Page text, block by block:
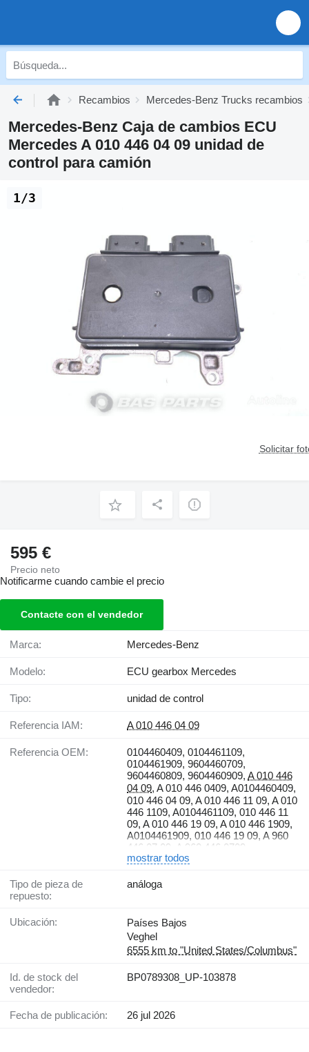
Recambios Mercedes-Benz Trucks recambios
Mercedes-Benz Caja de cambios ECU
Mercedes A 010 446 04 09 unidad de
control para camión
Solicitar
1/3
595 €
Precio neto
Notificarme cuando cambie el precio
Contacte con el vendedor
Marca: Mercedes-Benz
Modelo: ECU gearbox Mercedes
Tipo: unidad de control
Referencia IAM: A 010 446 04 09
Referencia OEM:
0104460409, 0104461109,
0104461909, 9604460709,
9604460809, 9604460909, A 010 446
04 09, A 010 446 0409, A0104460409,
010 446 04 09, A 010 446 11 09, A 010
446 1109, A0104461109, 010 446 11
09, A 010 446 19 09, A 010 446 1909,
A0104461909, 010 446 19 09, A 960
446 07 09, A 960 446 0709,
A9604460709, 960 446 07 09, A 960
A9604460809, 960 446 08 09, A 960
mostrar todos
Tipo de pieza de
repuesto:
análoga
Ubicación:
Países Bajos
Veghel
6555 km to "United States/Columbus"
Id. de stock del
vendedor:
BP0789308_UP-103878
Fecha de publicación: 26 jul 2026